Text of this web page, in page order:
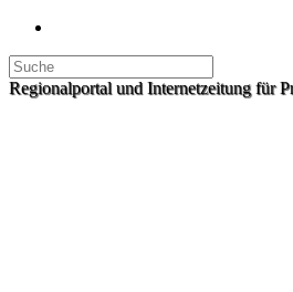
Regionalportal und Internetzeitung für